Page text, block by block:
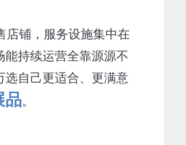
铺，服务设施集中在
持续运营全靠源源不
选自己更适合、更满意
品。